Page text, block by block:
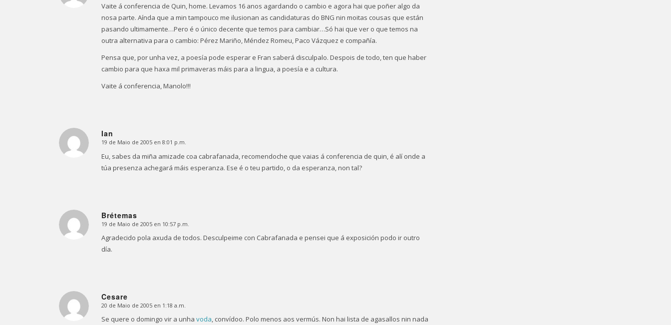
Vaite á conferencia de Quin, home. Levamos 16 anos agardando o cambio e agora hai que poñer algo da
nosa parte. Aínda que a min tampouco me ilusionan as candidaturas do BNG nin moitas cousas que están
pasando ultimamente…Pero é o único decente que temos para cambiar…Só hai que ver o que temos na
outra alternativa para o cambio: Pérez Mariño, Méndez Romeu, Paco Vázquez e compañía.
Pensa que, por unha vez, a poesía pode esperar e Fran saberá disculpalo. Despois de todo, ten que haber
cambio para que haxa mil primaveras máis para a lingua, a poesía e a cultura.
Vaite á conferencia, Manolo!!!
Ian
Dice:
19 de Maio de 2005 en 8:01 p.m.
Eu, sabes da miña amizade coa cabrafanada, recomendoche que vaias á conferencia de quin, é alí onde a
túa presenza achegará máis esperanza. Ese é o teu partido, o da esperanza, non tal?
Brétemas
Dice:
19 de Maio de 2005 en 10:57 p.m.
Agradecido pola axuda de todos. Desculpeime con Cabrafanada e pensei que á exposición podo ir outro
día.
Cesare
Dice:
20 de Maio de 2005 en 1:18 a.m.
Se quere o domingo vir a unha voda, convídoo. Polo menos aos vermús. Non hai lista de agasallos nin nada